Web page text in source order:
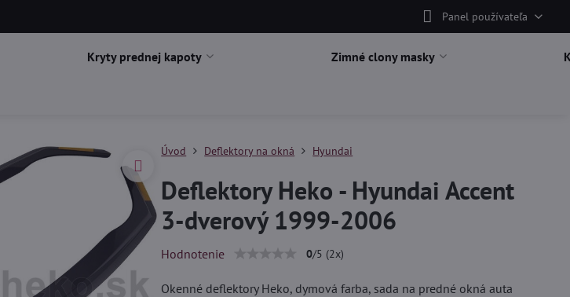
Panel používateľa
Kryty prednej kapoty Zimné clony masky
Úvod Deflektory na okná Hyundai
Deflektory Heko - Hyundai Accent
3-dverový 1999-2006
Hodnotenie 0/5 (2x)
Okenné deflektory Heko, dymová farba, sada na predné okná auta